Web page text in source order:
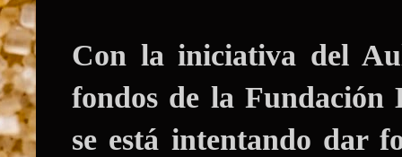
Con la iniciativa del
fondos de la Fundación
se está intentando dar